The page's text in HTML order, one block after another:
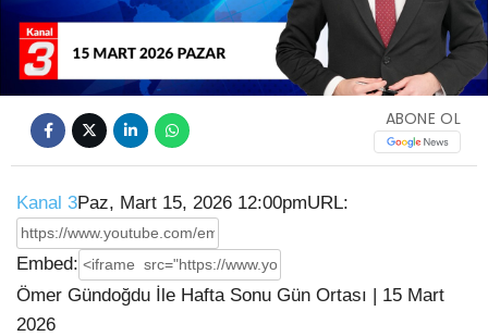
Video
ABONE OL
Kanal 3Paz, Mart 15, 2026 12:00pmURL:
Embed:
Ömer Gündoğdu İle Hafta Sonu Gün Ortası | 15 Mart
2026